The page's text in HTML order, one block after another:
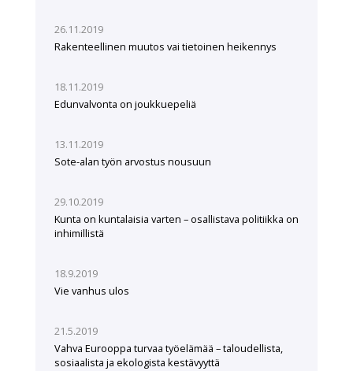
26.11.2019
Rakenteellinen muutos vai tietoinen heikennys
18.11.2019
Edunvalvonta on joukkuepeliä
13.11.2019
Sote-alan työn arvostus nousuun
29.10.2019
Kunta on kuntalaisia varten – osallistava politiikka on
inhimillistä
18.9.2019
Vie vanhus ulos
21.5.2019
Vahva Eurooppa turvaa työelämää – taloudellista,
sosiaalista ja ekologista kestävyyttä